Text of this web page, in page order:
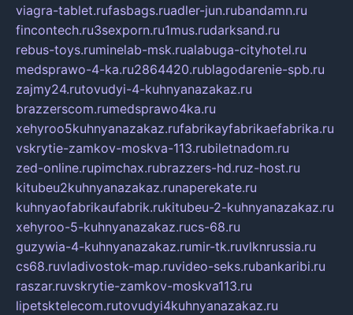
viagra-tablet.rufasbags.ruadler-jun.rubandamn.ru
fincontech.ru3sexporn.ru1mus.rudarksand.ru
rebus-toys.ruminelab-msk.rualabuga-cityhotel.ru
medsprawo-4-ka.ru2864420.rublagodarenie-spb.ru
zajmy24.rutovudyi-4-kuhnyanazakaz.ru
brazzerscom.rumedsprawo4ka.ru
xehyroo5kuhnyanazakaz.rufabrikayfabrikaefabrika.ru
vskrytie-zamkov-moskva-113.rubiletnadom.ru
zed-online.rupimchax.rubrazzers-hd.ruz-host.ru
kitubeu2kuhnyanazakaz.runaperekate.ru
kuhnyaofabrikaufabrik.rukitubeu-2-kuhnyanazakaz.ru
xehyroo-5-kuhnyanazakaz.rucs-68.ru
guzywia-4-kuhnyanazakaz.rumir-tk.ruvlknrussia.ru
cs68.ruvladivostok-map.ruvideo-seks.rubankaribi.ru
raszar.ruvskrytie-zamkov-moskva113.ru
lipetsktelecom.rutovudyi4kuhnyanazakaz.ru